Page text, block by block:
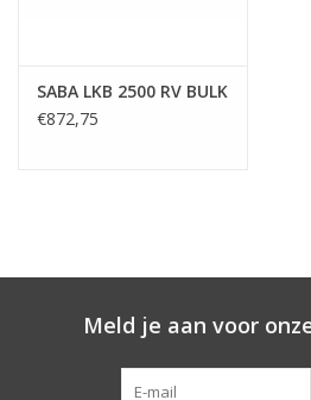
SABA LKB 2500 RV BULK
€872,75
Meld je aan voor